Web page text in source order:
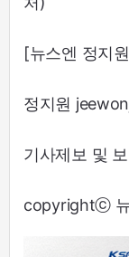
[뉴스엔 정지
정지원
기사제보 및
copyrightⓒ 뉴